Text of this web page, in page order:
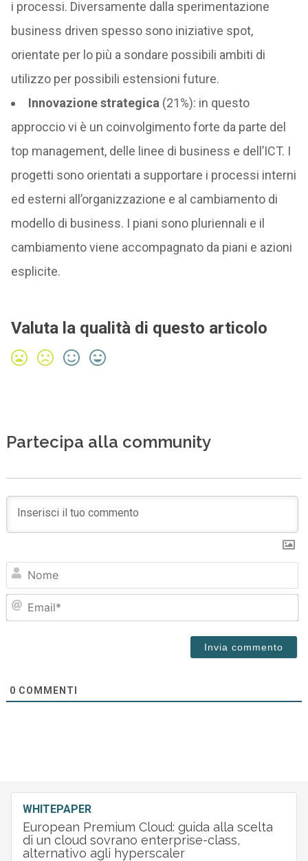
i processi. Diversamente dalla sperimentazione
business driven spesso sono iniziative spot,
orientate per lo più a sondare possibili ambiti di
utilizzo per possibili estensioni future.
Innovazione strategica (21%): in questo
approccio vi è un coinvolgimento forte da parte del
top management, delle linee di business e dell’ICT. I
progetti sono orientati a supportare i processi interni
ed esterni all’organizzazione e al cambiamento di
modello di business. I piani sono pluriennali e il
cambiamento viene accompagnato da piani e azioni
esplicite.
Valuta la qualità di questo articolo
Partecipa alla community
0 COMMENTI
WHITEPAPER
European Premium Cloud: guida alla scelta
di un cloud sovrano enterprise-class,
alternativo agli hyperscaler